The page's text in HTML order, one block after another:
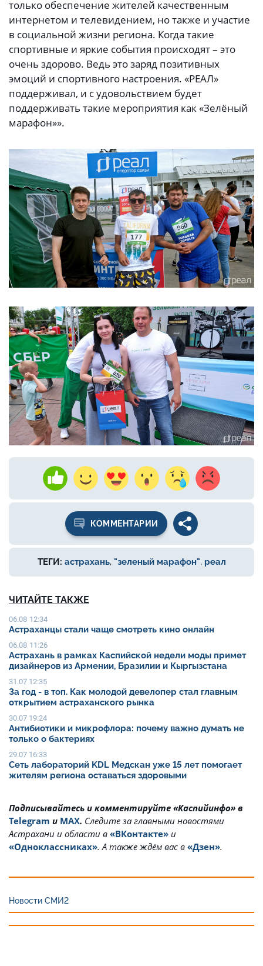
только обеспечение жителей качественным
интернетом и телевидением, но также и участие
в социальной жизни региона. Когда такие
спортивные и яркие события происходят – это
очень здорово. Ведь это заряд позитивных
эмоций и спортивного настроения. «РЕАЛ»
поддерживал, и с удовольствием будет
поддерживать такие мероприятия как «Зелёный
марафон»».
КОММЕНТАРИИ
ТЕГИ: астрахань, "зеленый марафон", реал
ЧИТАЙТЕ ТАКЖЕ
06.08 12:34
Астраханцы стали чаще смотреть кино онлайн
06.08 11:26
Астрахань в рамках Каспийской недели моды примет
дизайнеров из Армении, Бразилии и Кыргызстана
31.07 12:35
За год - в топ. Как молодой девелопер стал главным
открытием астраханского рынка
30.07 19:24
Антибиотики и микрофлора: почему важно думать не
только о бактериях
29.07 16:33
Сеть лабораторий KDL Медскан уже 15 лет помогает
жителям региона оставаться здоровыми
Подписывайтесь и комментируйте «Каспийинфо» в
Telegram и MAX. Cледите за главными новостями
Астрахани и области в «ВКонтакте» и
«Одноклассниках». А также ждём вас в «Дзен».
Новости СМИ2